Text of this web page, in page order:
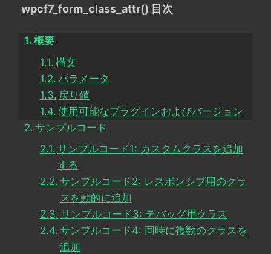
wpcf7_form_class_attr() 目次
概要
構文
パラメータ
戻り値
使用可能なプラグインおよびバージョン
サンプルコード
サンプルコード1: カスタムクラスを追加
する
サンプルコード2: レスポンシブ用のクラ
スを動的に追加
サンプルコード3: デバッグ用クラス
サンプルコード4: 同時に複数のクラスを
追加